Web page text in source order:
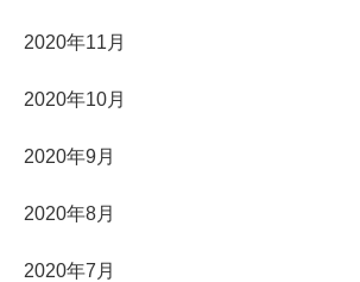
2020年11月
2020年10月
2020年9月
2020年8月
2020年7月